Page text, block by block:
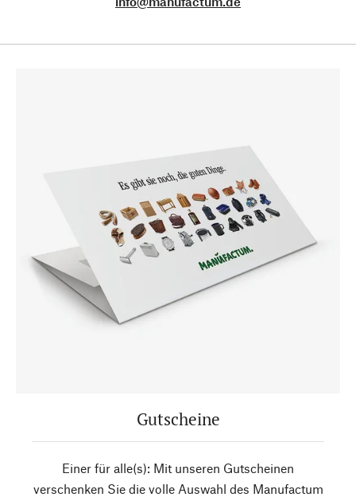
Gutscheine
Einer für alle(s): Mit unseren Gutscheinen
verschenken Sie die volle Auswahl des Manufactum